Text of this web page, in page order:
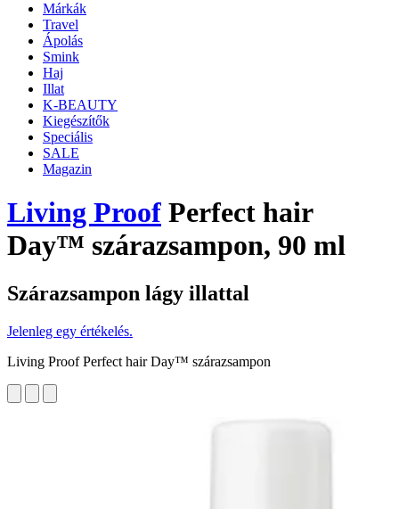
Márkák
Travel
Ápolás
Smink
Haj
Illat
K-BEAUTY
Kiegészítők
Speciális
SALE
Magazin
Living Proof Perfect hair
Day™ szárazsampon, 90 ml
Szárazsampon lágy illattal
Jelenleg egy értékelés.
Living Proof Perfect hair Day™ szárazsampon